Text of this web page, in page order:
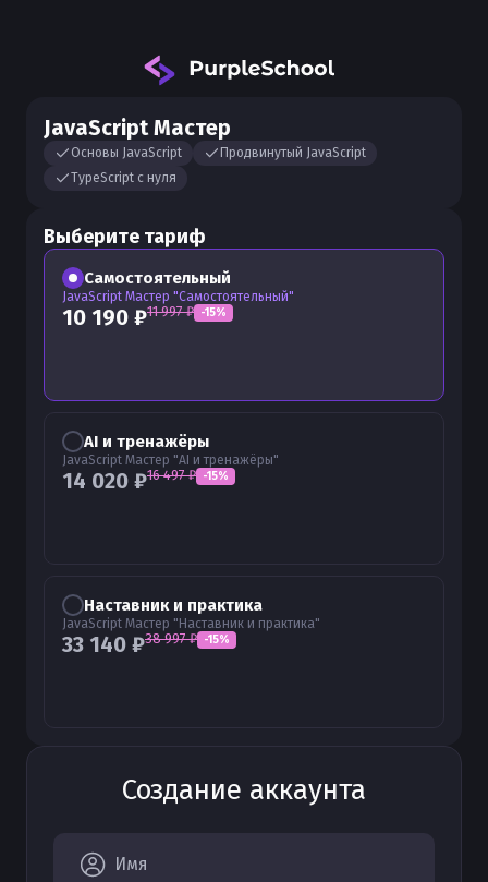
JavaScript Мастер
Основы JavaScript
Продвинутый JavaScript
TypeScript с нуля
Выберите тариф
Самостоятельный
JavaScript Мастер "Самостоятельный"
10 190 ₽11 997₽ -15%
AI и тренажёры
JavaScript Мастер "AI и тренажёры"
14 020 ₽16 497₽ -15%
Наставник и практика
JavaScript Мастер "Наставник и практика"
33 140 ₽38 997₽ -15%
Создание аккаунта
Имя